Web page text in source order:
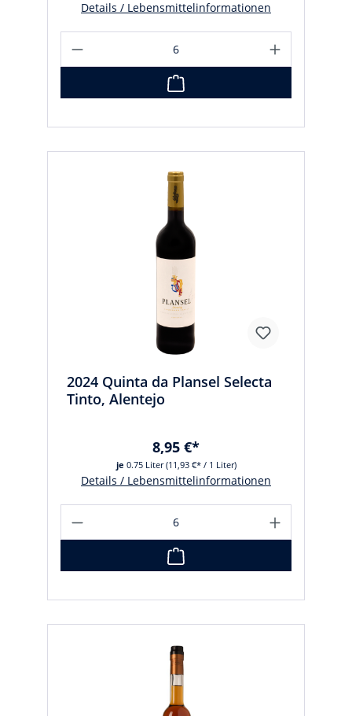
Details / Lebensmittelinformationen
2024 Quinta da Plansel Selecta
Tinto, Alentejo
je 0.75 Liter(11,93 €* / 1 Liter)
8,95 €*
Details / Lebensmittelinformationen